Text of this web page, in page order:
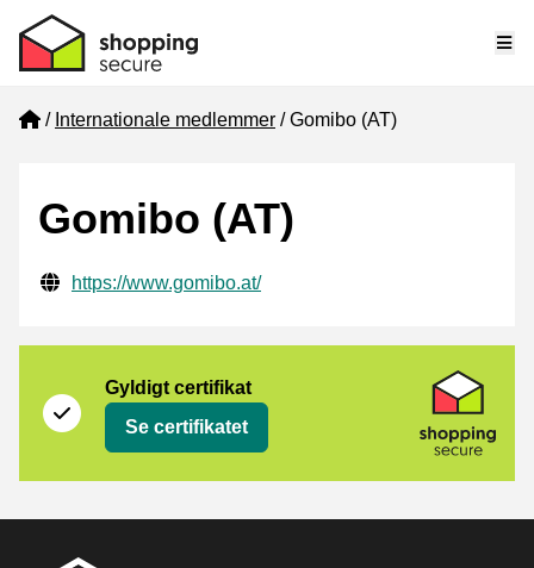
Home
Internationale medlemmer Gomibo (AT)
Gomibo (AT)
Verificerede kontaktoplysninger
Website URL
https://www.gomibo.at/
Gyldigt certifikat
Se certifikatet